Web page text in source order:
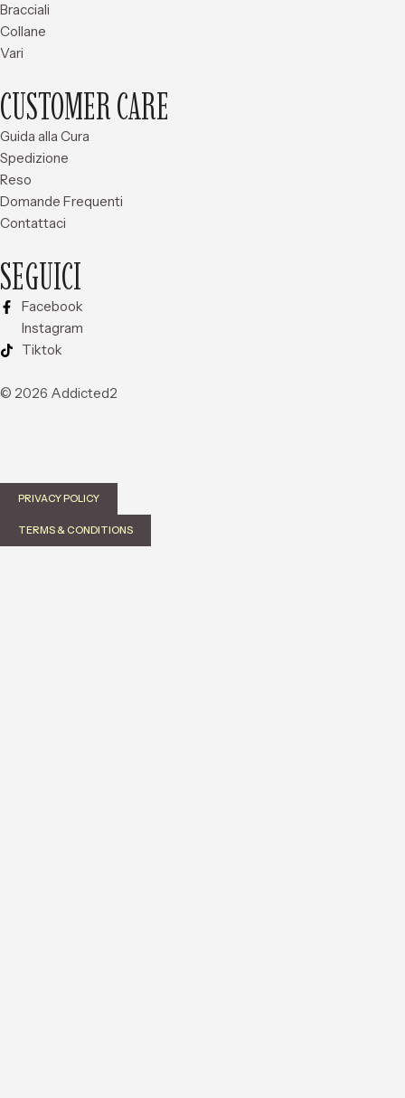
Bracciali
Collane
Vari
CUSTOMER CARE
Guida alla Cura
Spedizione
Reso
Domande Frequenti
Contattaci
SEGUICI
Facebook
Instagram
Tiktok
© 2026 Addicted2
PRIVACY POLICY
TERMS & CONDITIONS